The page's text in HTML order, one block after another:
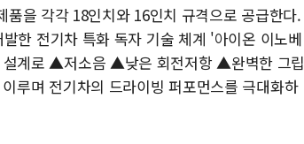
을 각각 18인치와 16인치 규격으로 공급한다.
한 전기차 특화 독자 기술 체계 '아이온 이노베
설계로 ▲저소음 ▲낮은 회전저항 ▲완벽한 그립
루며 전기차의 드라이빙 퍼포먼스를 극대화하